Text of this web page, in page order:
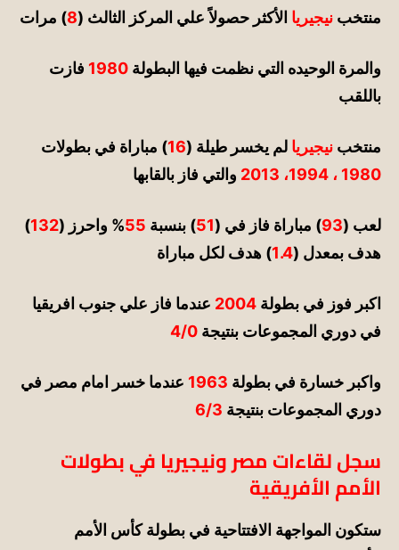
منتخب نيجيريا لأكثر حصولاً علي المركز الثالث (8) مرات
والمرة الوحيده التي نظمت فيها البطولة 1980 فازت
باللقب
منتخب نيجيريا لم يخسر طيلة (16) مباراة في بطولات
1980 ، 1994، 2013
والتي فاز بالقابها
لعب (93) مباراة فاز في (51) بنسبة 55% واحرز (132
)
هدف بمعدل (1.4) هدف لكل مباراة
اكبر فوز في بطولة 2004 عندما فاز علي جنوب افريقيا
في دوري المجموعات بنتيجة 4/0
واكبر خسارة في بطولة 1963 عندما خسر امام مصر في
دوري المجموعات بنتيجة 6/3
سجل لقاءات مصر ونيجيريا في بطولات
الأمم الأفريقية
ستكون المواجهة الافتتاحية في بطولة كأس الأمم